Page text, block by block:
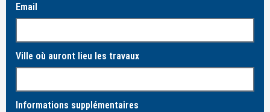
Email
Ville où auront lieu les travaux
Informations supplémentaires